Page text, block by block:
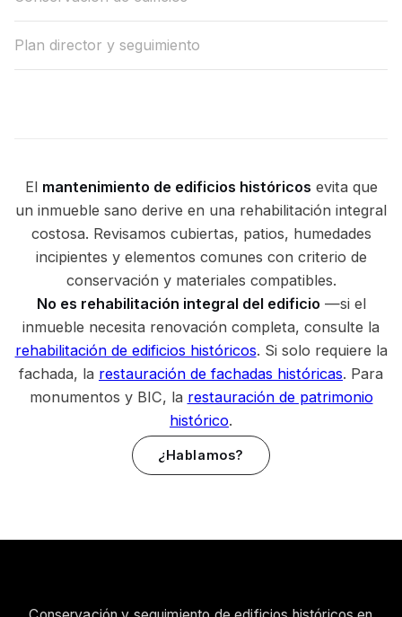
Plan director y seguimiento
El mantenimiento de edificios históricos evita que
un inmueble sano derive en una rehabilitación integral
costosa. Revisamos cubiertas, patios, humedades
incipientes y elementos comunes con criterio de
conservación y materiales compatibles.
No es rehabilitación integral del edificio —si el
inmueble necesita renovación completa, consulte la
rehabilitación de edificios históricos. Si solo requiere la
fachada, la restauración de fachadas históricas. Para
monumentos y BIC, la restauración de patrimonio
histórico.
¿Hablamos?